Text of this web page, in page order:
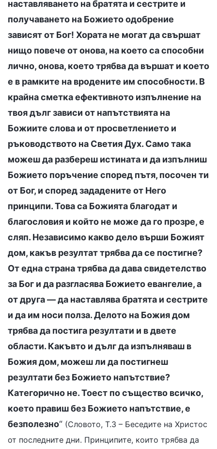
наставляването на братята и сестрите и
получаването на Божието одобрение
зависят от Бог! Хората не могат да свършат
нищо повече от онова, на което са способни
лично, онова, което трябва да вършат и което
е в рамките на вродените им способности. В
крайна сметка ефективното изпълнение на
твоя дълг зависи от напътствията на
Божиите слова и от просветлението и
ръководството на Светия Дух. Само така
можеш да разбереш истината и да изпълниш
Божието поръчение според пътя, посочен ти
от Бог, и според зададените от Него
принципи. Това са Божията благодат и
благословия и който не може да го прозре, е
сляп. Независимо какво дело върши Божият
дом, какъв резултат трябва да се постигне?
От една страна трябва да дава свидетелство
за Бог и да разгласява Божието евангелие, а
от друга — да наставлява братята и сестрите
и да им носи полза. Делото на Божия дом
трябва да постига резултати и в двете
области. Какъвто и дълг да изпълняваш в
Божия дом, можеш ли да постигнеш
резултати без Божието напътствие?
Категорично не. Тоест по същество всичко,
което правиш без Божието напътствие, е
безполезно“ (Словото, Т.3 – Беседите на Христос
от последните дни. Принципите, които трябва да